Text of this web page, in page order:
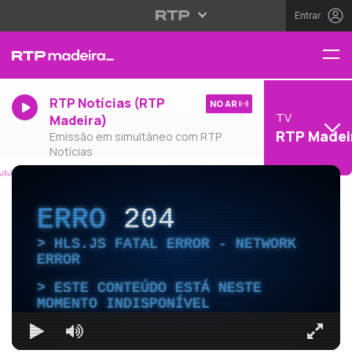
Entrar
RTP Notícias (RTP
Madeira)
Emissão em simultâneo com RTP
Notícias
NO AR
TV
RTP
ERRO204
HLS.JS FATAL ERROR - NETWORK
ERROR
ESTE CONTEÚDO ESTÁ NESTE
MOMENTO INDISPONÍVEL